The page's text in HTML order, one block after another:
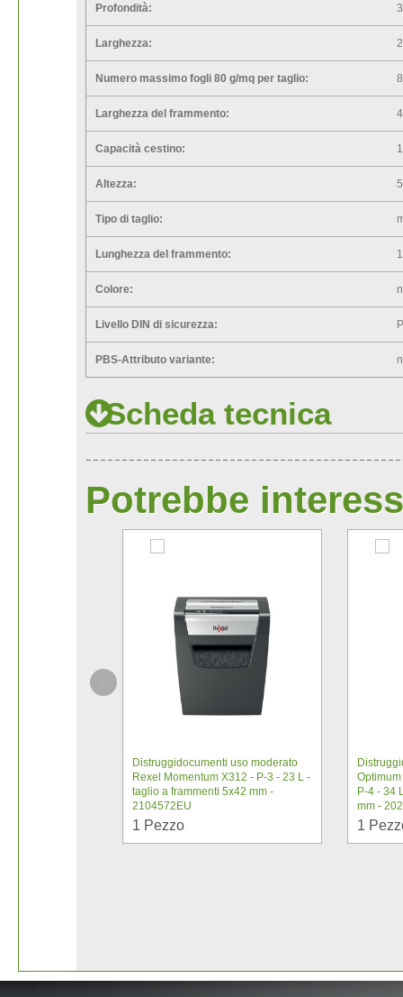
Profondità:
Larghezza:
Numero massimo fogli 80 g/mq per taglio:
Larghezza del frammento:
Capacità cestino:
Altezza:
Tipo di taglio:
Lunghezza del frammento:
Colore:
Livello DIN di sicurezza:
PBS-Attributo variante:
Scheda tecnica
Potrebbe
Distruggidocumenti uso moderato
Rexel Momentum X312 - P-3 - 23 L -
taglio a frammenti 5x42 mm -
2104572EU
1 Pezzo
P-4 - 34
mm -
1